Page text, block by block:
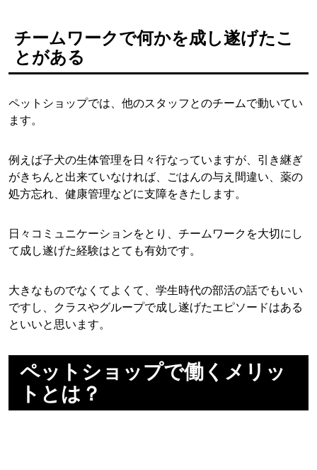
チームワークで何かを成し遂げたこ
とがある
ペットショップでは、他のスタッフとのチームで動いてい
ます。
例えば子犬の生体管理を日々行なっていますが、引き継ぎ
がきちんと出来ていなければ、ごはんの与え間違い、薬の
処方忘れ、健康管理などに支障をきたします。
日々コミュニケーションをとり、チームワークを大切にし
て成し遂げた経験はとても有効です。
大きなものでなくてよくて、学生時代の部活の話でもいい
ですし、クラスやグループで成し遂げたエピソードはある
といいと思います。
ペットショップで働くメリッ
トとは？